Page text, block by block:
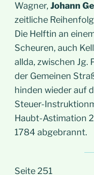
Wagner, Johann
zeitliche
Die Helftin an
Scheuren, auch
allda, zwischen Jg.
der Gemeinen
hinden wieder auf
Steuer-
Haubt-Astimation
1784 abgebrannt.
Seite 251